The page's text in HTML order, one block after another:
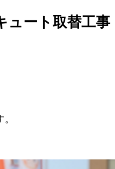
ート取替工事